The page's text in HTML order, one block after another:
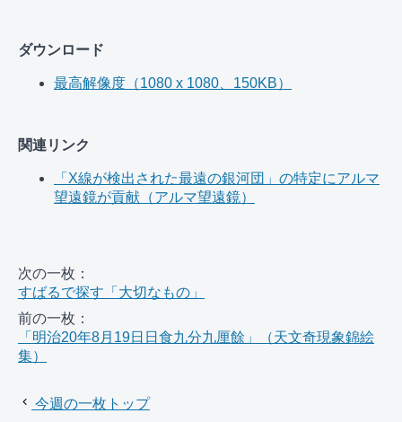
ダウンロード
最高解像度（1080 x 1080、150KB）
関連リンク
「X線が検出された最遠の銀河団」の特定にアルマ
望遠鏡が貢献（アルマ望遠鏡）
次の一枚：
すばるで探す「大切なもの」
前の一枚：
「明治20年8月19日日食九分九厘餘」（天文奇現象錦絵
集）
今週の一枚トップ